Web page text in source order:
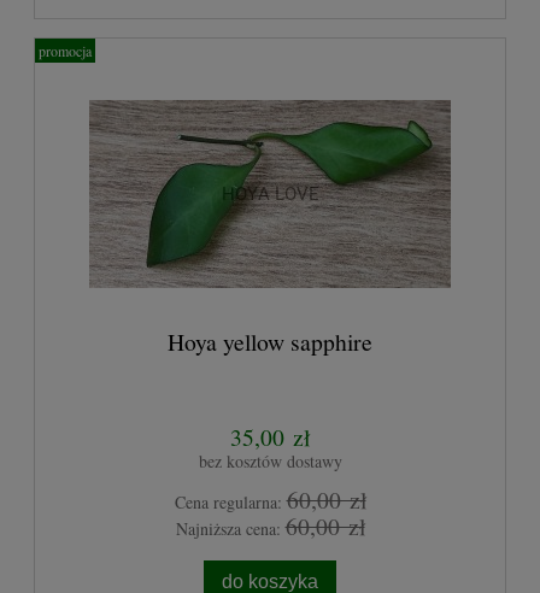
Hoya yellow sapphire
35,00 zł
bez kosztów dostawy
Cena regularna:60,00 zł
Najniższa cena:60,00 zł
do koszyka
promocja